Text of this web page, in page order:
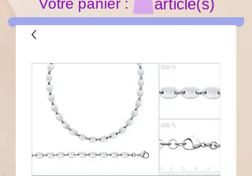
Votre panier : article(s)